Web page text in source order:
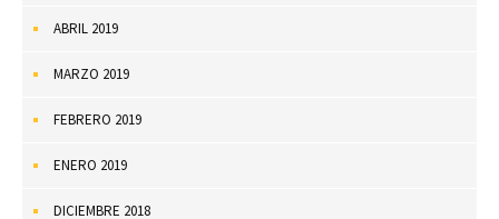
ABRIL 2019
MARZO 2019
FEBRERO 2019
ENERO 2019
DICIEMBRE 2018